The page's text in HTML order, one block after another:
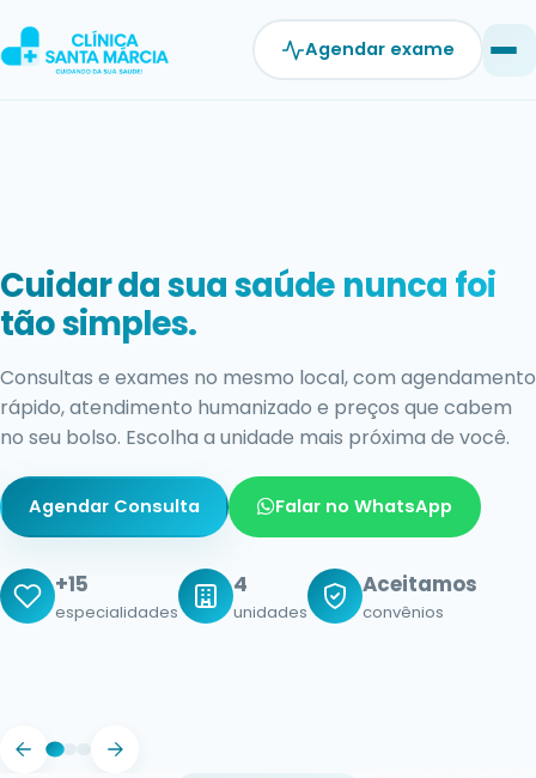
para
o
Agendar exame
Exames com resultado rápido e
confiável.
Estrutura moderna, equipe qualificada e laudos ágeis
para você não perder tempo cuidando do que mais
importa: a sua saúde.
Agendar Exame Falar no WhatsApp
agendamento no mesmo dia em até 10x
Humanizado